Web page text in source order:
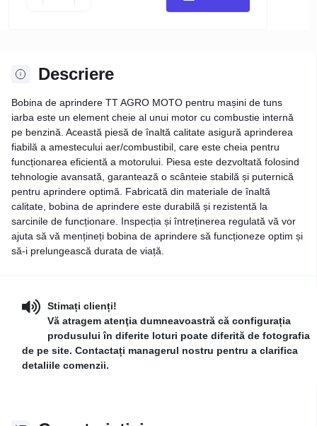
Descriere
Bobina de aprindere TT AGRO MOTO pentru mașini de tuns
iarba este un element cheie al unui motor cu combustie internă
pe benzină. Această piesă de înaltă calitate asigură aprinderea
fiabilă a amestecului aer/combustibil, care este cheia pentru
funcționarea eficientă a motorului. Piesa este dezvoltată folosind
tehnologie avansată, garantează o scânteie stabilă și puternică
pentru aprindere optimă. Fabricată din materiale de înaltă
calitate, bobina de aprindere este durabilă și rezistentă la
sarcinile de funcționare. Inspecția și întreținerea regulată vă vor
ajuta să vă mențineți bobina de aprindere să funcționeze optim și
să-i prelungească durata de viață.
Stimați clienți!
Vă atragem atenţia dumneavoastră că configurația
produsului în diferite loturi poate diferită de fotografia
de pe site. Contactați managerul nostru pentru a clarifica
detaliile comenzii.